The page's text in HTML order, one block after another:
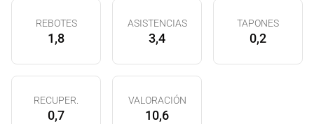
REBOTES
1,8
ASISTENCIAS
3,4
TAPONES
0,2
RECUPER.
0,7
VALORACIÓN
10,6